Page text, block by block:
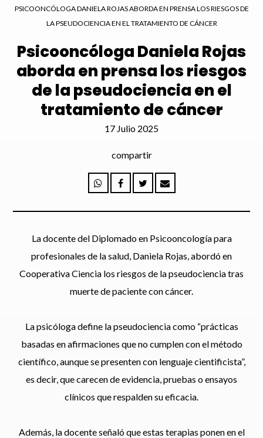
Enviar
PSICOONCÓLOGA DANIELA ROJAS ABORDA EN PRENSA LOS RIESGOS DE
LA PSEUDOCIENCIA EN EL TRATAMIENTO DE CÁNCER
Psicooncóloga Daniela Rojas
aborda en prensa los riesgos
de la pseudociencia en el
tratamiento de cáncer
17 Julio 2025
compartir
La docente del Diplomado en Psicooncología para
profesionales de la salud, Daniela Rojas, abordó en
Cooperativa Ciencia los riesgos de la pseudociencia tras
muerte de paciente con cáncer.
La psicóloga define la pseudociencia como “prácticas
basadas en afirmaciones que no cumplen con el método
científico, aunque se presenten con lenguaje cientificista”,
es decir, que carecen de evidencia, pruebas o ensayos
clínicos que respalden su eficacia.
Además, la docente señaló que estas terapias ponen en el